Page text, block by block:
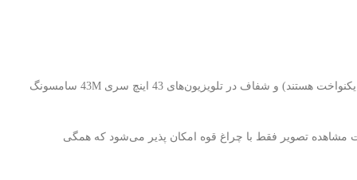
مشاهده تصویر فقط با چراغ قوه امکان پذیر می‌شود که همگی